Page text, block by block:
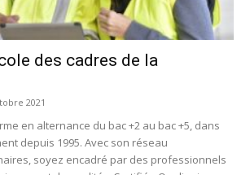
des cadres de la
2021
en alternance du bac +2 au bac +5, dans
depuis 1995. Avec son réseau
soyez encadré par des professionnels